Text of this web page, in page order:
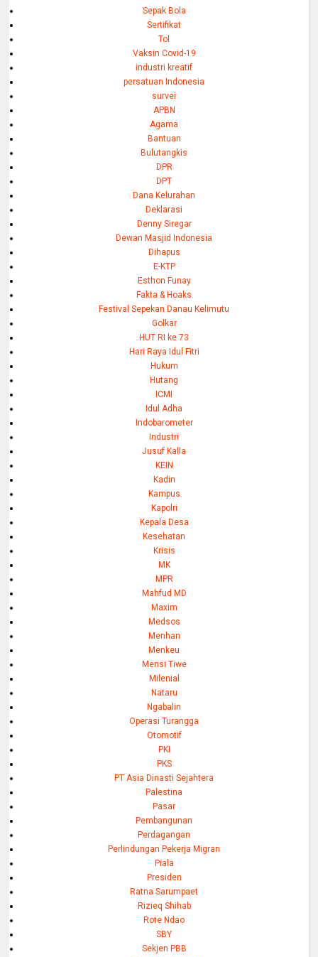
Sepak Bola
Sertifikat
Tol
Vaksin Covid-19
industri kreatif
persatuan Indonesia
survei
APBN
Agama
Bantuan
Bulutangkis
DPR
DPT
Dana Kelurahan
Deklarasi
Denny Siregar
Dewan Masjid Indonesia
Dihapus
E-KTP
Esthon Funay
Fakta & Hoaks
Festival Sepekan Danau Kelimutu
Golkar
HUT RI ke 73
Hari Raya Idul Fitri
Hukum
Hutang
ICMI
Idul Adha
Indobarometer
Industri
Jusuf Kalla
KEIN
Kadin
Kampus
Kapolri
Kepala Desa
Kesehatan
Krisis
MK
MPR
Mahfud MD
Maxim
Medsos
Menhan
Menkeu
Mensi Tiwe
Milenial
Nataru
Ngabalin
Operasi Turangga
Otomotif
PKI
PKS
PT Asia Dinasti Sejahtera
Palestina
Pasar
Pembangunan
Perdagangan
Perlindungan Pekerja Migran
Piala
Presiden
Ratna Sarumpaet
Rizieq Shihab
Rote Ndao
SBY
Sekjen PBB